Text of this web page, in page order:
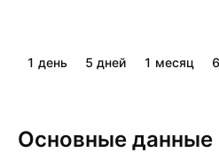
1 день 5 дней 1 месяц
Основные данные